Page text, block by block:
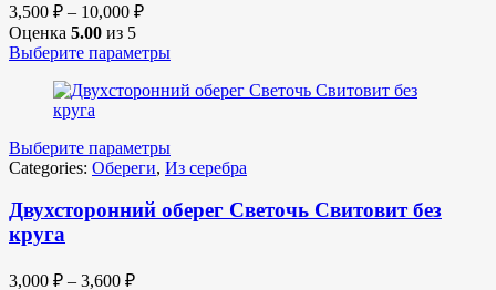
3,500 ₽ – 10,000 ₽
Оценка 5.00 из 5
Выберите параметры
Выберите параметры
Categories: Обереги, Из серебра
Двухсторонний оберег Светочь Свитовит без
круга
3,000 ₽ – 3,600 ₽